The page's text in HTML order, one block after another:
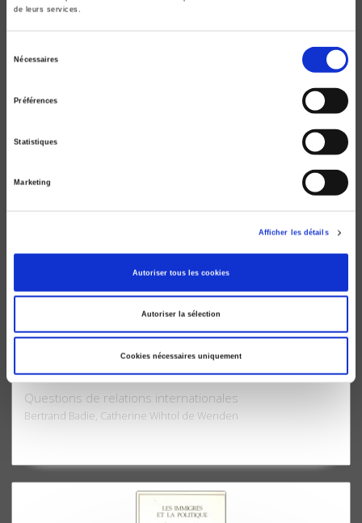
de leurs services.
Nécessaires
Préférences
Statistiques
Marketing
Afficher les détails
Autoriser tous les cookies
Autoriser la sélection
Cookies nécessaires uniquement
Catherine Wihtol de Wenden
Le défi migratoire
Questions de relations internationales
Bertrand Badie, Catherine Wihtol de Wenden